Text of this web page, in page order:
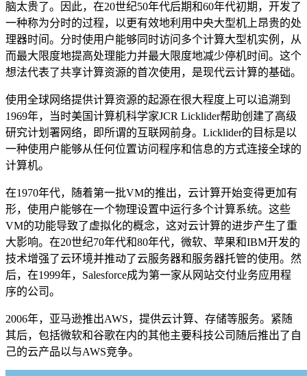
脑太贵了。因此，在20世纪50年代后期和60年代初期，开发了
一种称为分时的过程，以更有效地利用中央大型机上昂贵的处
理器时间。分时使用户能够同时访问多个计算大型机实例，从
而最大限度地提高处理能力并最大限度地减少停机时间。这个
想法代表了共享计算资源的首次使用，是现代云计算的基础。
使用全球网络提供计算资源的起源在很大程度上可以追溯到
1969年，当时美国计算机科学家JCR Licklider帮助创建了高级
研究计划署网络，即所谓的互联网前身。Licklider的目标是以
一种使用户能够从任何位置访问程序和信息的方式连接全球的
计算机。
在1970年代，随着第一批VM的推出，云计算开始变得更加有
形，使用户能够在一个物理设置中运行多个计算系统。这些
VM的功能导致了虚拟化的概念，这对云计算的进步产生了重
大影响。在20世纪70年代和80年代，微软、苹果和IBM开发的
技术增强了云环境并推动了云服务器和服务器托管的使用。然
后，在1999年，Salesforce成为第一家从网站交付业务应用程
序的公司。
2006年，亚马逊推出AWS，提供云计算、存储等服务。紧随
其后，包括微软和谷歌在内的其他主要科技公司随后推出了自
己的云产品以与AWS竞争。